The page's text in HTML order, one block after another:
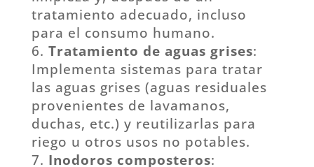
tratamiento adecuado, incluso
para el consumo humano.
Tratamiento de aguas grises:
Implementa sistemas para tratar
las aguas grises (aguas residuales
provenientes de lavamanos,
duchas, etc.) y reutilizarlas para
riego u otros usos no potables.
Inodoros composteros: